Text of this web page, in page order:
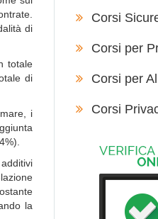
di
totale
di
i
la
Corsi
Corsi per
Corsi per
Corsi